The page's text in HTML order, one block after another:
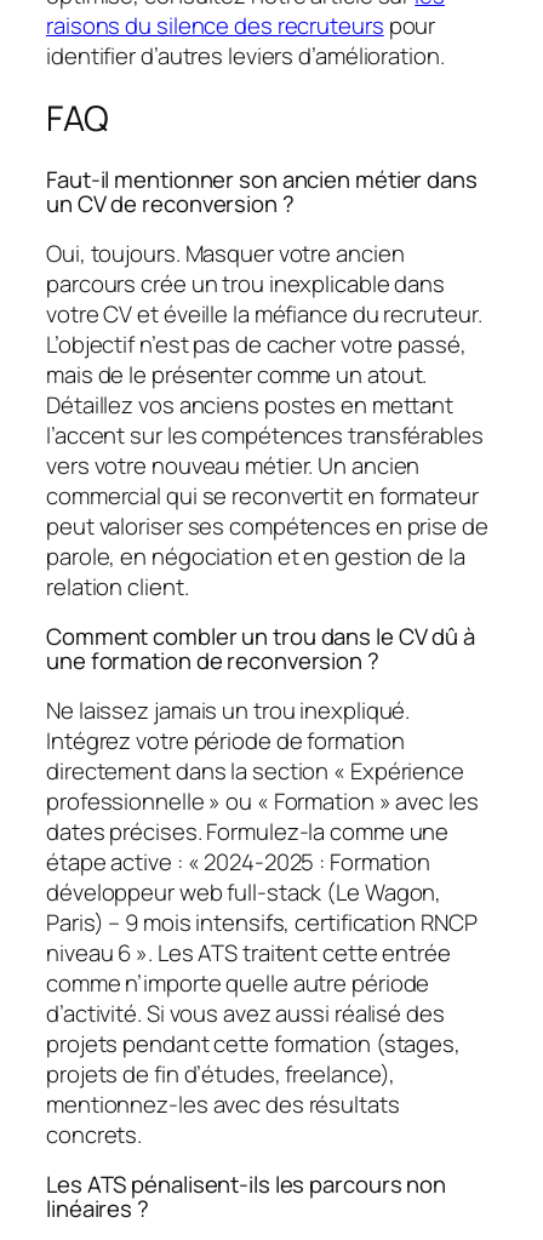
raisons du silence des recruteurs pour
identifier d’autres leviers d’amélioration.
FAQ
Faut-il mentionner son ancien métier dans
un CV de reconversion ?
Oui, toujours. Masquer votre ancien
parcours crée un trou inexplicable dans
votre CV et éveille la méfiance du recruteur.
L’objectif n’est pas de cacher votre passé,
mais de le présenter comme un atout.
Détaillez vos anciens postes en mettant
l’accent sur les compétences transférables
vers votre nouveau métier. Un ancien
commercial qui se reconvertit en formateur
peut valoriser ses compétences en prise de
parole, en négociation et en gestion de la
relation client.
Comment combler un trou dans le CV dû à
une formation de reconversion ?
Ne laissez jamais un trou inexpliqué.
Intégrez votre période de formation
directement dans la section « Expérience
professionnelle » ou « Formation » avec les
dates précises. Formulez-la comme une
étape active : « 2024-2025 : Formation
développeur web full-stack (Le Wagon,
Paris) – 9 mois intensifs, certification RNCP
niveau 6 ». Les ATS traitent cette entrée
comme n’importe quelle autre période
d’activité. Si vous avez aussi réalisé des
projets pendant cette formation (stages,
projets de fin d’études, freelance),
mentionnez-les avec des résultats
concrets.
Les ATS pénalisent-ils les parcours non
linéaires ?